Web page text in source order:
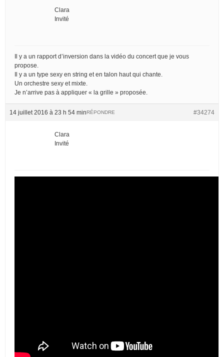
Clara
Invité
Il y a un rapport d’inversion dans la vidéo du concert que je vous
propose.
Il y a un type sexy en string et en talon haut qui chante.
Un orchestre sexy et mixte.
Je n’arrive pas à appliquer « la grille » proposée.
14 juillet 2016 à 23 h 54 min #34274
RÉPONDRE
Clara
Invité